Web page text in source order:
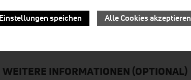
WEITERE INFORMATIONEN (OPTIONAL)
Einstellungen speichen Alle Cookies akzeptieren